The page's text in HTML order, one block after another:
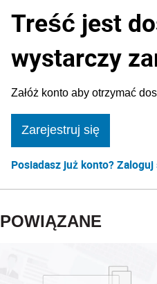
Treść jest
wystarczy
Załóż konto aby otrzymać
Zarejestruj się
Posiadasz już konto? Zaloguj
POWIĄZANE